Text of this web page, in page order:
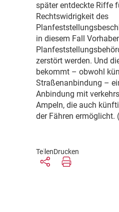
später entdeckte Riffe
Rechtswidrigkeit des
in diesem Fall
zerstört werden. Und
bekommt – obwohl
Straßenanbindung –
Anbindung mit
Ampeln, die auch
der Fähren ermöglicht.
TeilenDrucken